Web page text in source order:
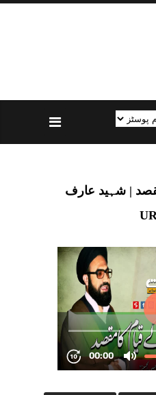
| شہید عارف